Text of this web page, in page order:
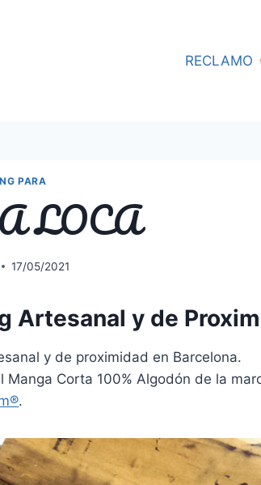
RECLAMO
PARA
LOCA
17/05/2021
Artesanal y de
y de proximidad en Barcelona.
Corta 100% Algodón de la
.